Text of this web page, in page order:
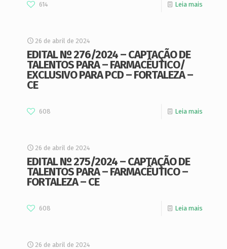
614 Leia mais
26 de abril de 2024
EDITAL Nº 276/2024 – CAPTAÇÃO DE
TALENTOS PARA – FARMACÊUTICO/
EXCLUSIVO PARA PCD – FORTALEZA –
CE
608 Leia mais
26 de abril de 2024
EDITAL Nº 275/2024 – CAPTAÇÃO DE
TALENTOS PARA – FARMACÊUTICO –
FORTALEZA – CE
608 Leia mais
26 de abril de 2024